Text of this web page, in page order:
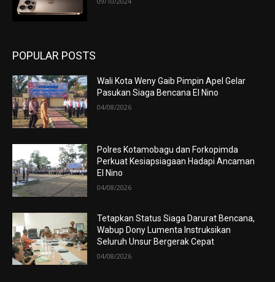
POPULAR POSTS
Wali Kota Weny Gaib Pimpin Apel Gelar
Pasukan Siaga Bencana El Nino
04/08/2026
Polres Kotamobagu dan Forkopimda
Perkuat Kesiapsiagaan Hadapi Ancaman
El Nino
04/08/2026
Tetapkan Status Siaga Darurat Bencana,
Wabup Dony Lumenta Instruksikan
Seluruh Unsur Bergerak Cepat
04/08/2026